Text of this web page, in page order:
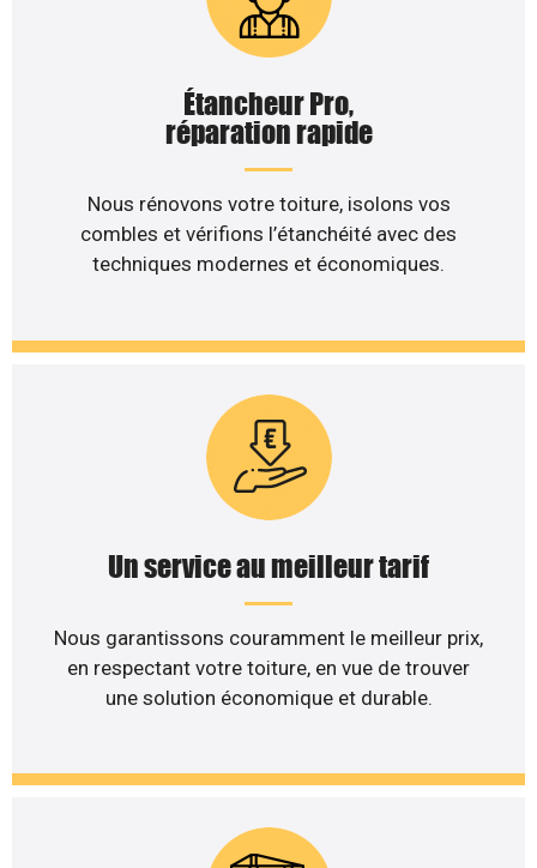
Étancheur Pro,
réparation rapide
Nous rénovons votre toiture, isolons vos
combles et vérifions l’étanchéité avec des
techniques modernes et économiques.
Un service au meilleur tarif
Nous garantissons couramment le meilleur prix,
en respectant votre toiture, en vue de trouver
une solution économique et durable.